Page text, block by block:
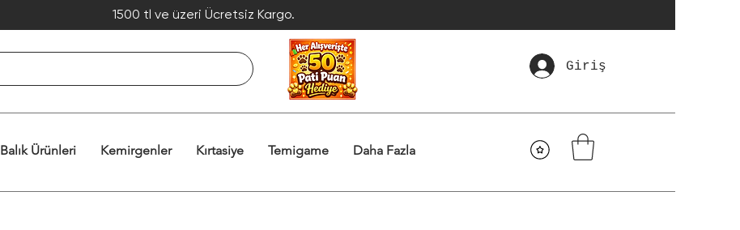
1500 tl ve üzeri Ücretsiz Kargo.
Balık Ürünleri Kemirgenler Kırtasiye Temigame Daha Fazla
Giriş